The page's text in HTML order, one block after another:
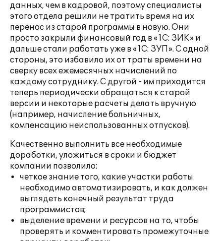
данных, чем в кадровой, поэтому специалисты
этого отдела решили не тратить время на их
перенос из старой программы в новую. Они
просто закрыли финансовый год в «1С: ЗИК» и
дальше стали работать уже в «1С: ЗУП». С одной
стороны, это избавило их от траты времени на
сверку всех ежемесячных начислений по
каждому сотруднику. С другой - им приходится
теперь периодически обращаться к старой
версии и некоторые расчеты делать вручную
(например, начисление больничных,
компенсацию неиспользованных отпусков).
Качественно выполнить все необходимые
доработки, уложиться в сроки и бюджет
компании позволило:
четкое знание того, какие участки работы
необходимо автоматизировать, и как должен
выглядеть конечный результат труда
программистов;
выделение времени и ресурсов на то, чтобы
проверять и комментировать промежуточные